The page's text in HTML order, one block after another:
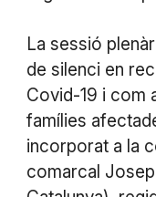
La sessió
de silenci en
Covid-19 i com
famílies
incorporat a la
comarcal